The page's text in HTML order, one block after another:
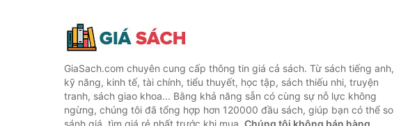
GiaSach.com chuyên cung cấp thông tin giá cả sách. Từ sách tiếng anh,
kỹ năng, kinh tế, tài chính, tiểu thuyết, học tập, sách thiếu nhi, truyện
tranh, sách giao khoa... Bằng khả năng sẵn có cùng sự nỗ lực không
ngừng, chúng tôi đã tổng hợp hơn 120000 đầu sách, giúp bạn có thể so
sánh giá, tìm giá rẻ nhất trước khi mua. Chúng tôi không bán hàng.